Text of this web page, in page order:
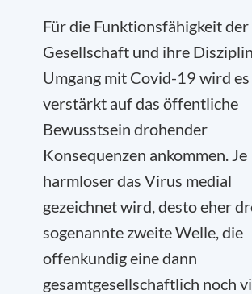
Für die Funktionsfähigkeit der
Gesellschaft und ihre
Umgang mit Covid-19 wird es
verstärkt auf das öffentliche
Bewusstsein drohender
Konsequenzen ankommen. Je
harmloser das Virus medial
gezeichnet wird, desto eher
sogenannte zweite Welle, die
offenkundig eine dann
gesamtgesellschaftlich noch